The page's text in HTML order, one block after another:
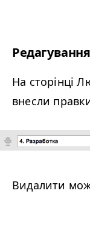
Редагування
На сторінці
внесли
Видалити